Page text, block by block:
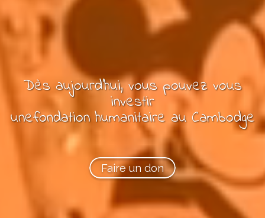
Dès aujourd'hui, vous pouvez vous
investir
unefondation humanitaireau Cambodge
Faire un don